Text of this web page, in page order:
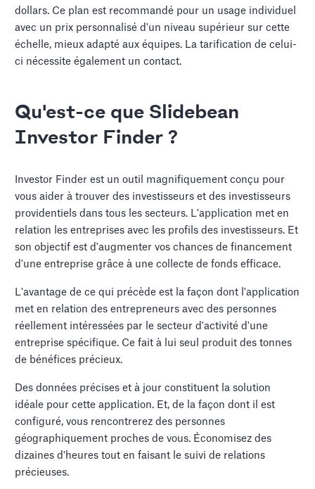
dollars. Ce plan est recommandé pour un usage individuel
avec un prix personnalisé d'un niveau supérieur sur cette
échelle, mieux adapté aux équipes. La tarification de celui-
ci nécessite également un contact.
Qu'est-ce que Slidebean
Investor Finder ?
Investor Finder est un outil magnifiquement conçu pour
vous aider à trouver des investisseurs et des investisseurs
providentiels dans tous les secteurs. L'application met en
relation les entreprises avec les profils des investisseurs. Et
son objectif est d'augmenter vos chances de financement
d'une entreprise grâce à une collecte de fonds efficace.
L'avantage de ce qui précède est la façon dont l'application
met en relation des entrepreneurs avec des personnes
réellement intéressées par le secteur d'activité d'une
entreprise spécifique. Ce fait à lui seul produit des tonnes
de bénéfices précieux.
Des données précises et à jour constituent la solution
idéale pour cette application. Et, de la façon dont il est
configuré, vous rencontrerez des personnes
géographiquement proches de vous. Économisez des
dizaines d'heures tout en faisant le suivi de relations
précieuses.